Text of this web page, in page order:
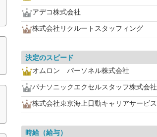
アデコ株式会社
株式会社リクルートスタッフィング
決定のスピード
オムロン パーソネル株式会社
パナソニックエクセルスタッフ株式会社
株式会社東京海上日動キャリアサービス
時給（給与）